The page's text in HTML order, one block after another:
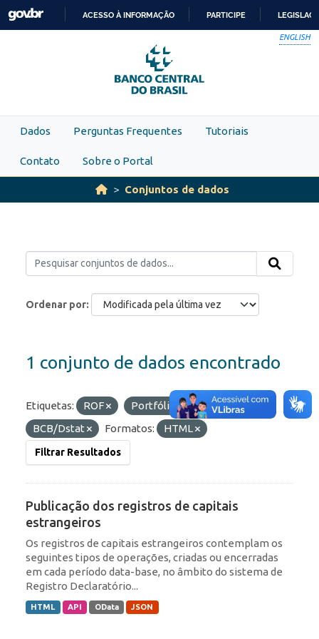
Skip to main content
PARA
O
CONTEÚDO
ACESSO À INFORMAÇÃO PARTICIPE
ENGLISH
Dados Perguntas Frequentes Tutoriais
Contato Sobre o Portal
Conjuntos de dados
Ordenar por
1 conjunto de dados encontrado
Etiquetas: ROF Portfólio
Organizações:
BCB/Dstat
Formatos: HTML
Filtrar Resultados
Publicação dos registros de capitais
estrangeiros
Os registros de capitais estrangeiros contemplam os
seguintes tipos de operações, criadas ou encerradas
em cada período data-base, no âmbito do sistema de
Registro Declaratório...
HTML API OData JSON